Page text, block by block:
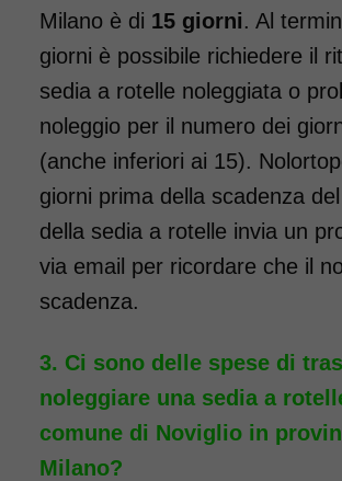
Noleggio
pieghevole
Seduta 40 cm
40 cm TRANSITO con
standard estraibili.
minimo 7 giorni a partire
euro. Consegniamo a
Milano è di 15 giorni. Al
giorni è possibile richiedere il
sedia a rotelle noleggiata o
noleggio per il numero dei
(anche inferiori ai 15).
giorni prima della scadenza
della sedia a rotelle invia un
via email per ricordare che il
scadenza.
Ci sono delle spese di
noleggiare una sedia a
comune di Noviglio in
Milano?